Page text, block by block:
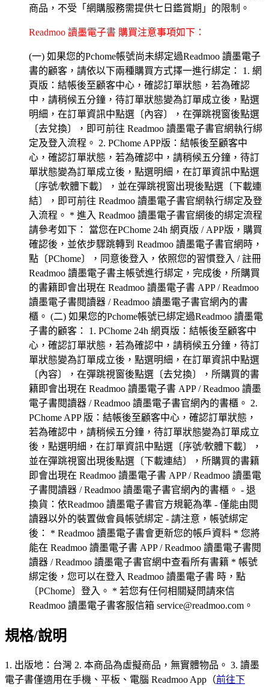
商品，不受「網購服務需提供七日鑑賞期」的限制。
Readmoo 讀墨電子書 購買注意事項如下：
(一) 如果您的Pchome帳號尚未綁定過Readmoo 讀墨電子
書的顧客，請依以下兩種購買方式擇一進行綁定： 1. 網
頁版：結帳後至顧客中心，確認訂單狀態，若為確認
中，請稍候五分鐘，待訂單狀態變為訂單成立後，點選
明細，在訂單資訊中點選〔內容〕，在彈跳視窗後點選
〔去兌換〕，即可前往 Readmoo 讀墨電子書官網執行綁
定及登入流程。 2. PChome APP版：結帳後至顧客中
心，確認訂單狀態，若為確認中，請稍候五分鐘，待訂
單狀態變為訂單成立後，點選明細，在訂單資訊中點選
〔序號/軟體下載〕，並在彈跳視窗出現後點選〔下載連
結〕，即可前往 Readmoo 讀墨電子書官網執行綁定及登
入流程。 * 進入 Readmoo 讀墨電子書官網後的綁定流程
請參考如下： 當您在PChome 24h 網頁版 / APP版，購買
確認後，並依步驟跳轉到 Readmoo 讀墨電子書官網時，
點〔PChome〕，同意後登入，依照您的習慣登入 / 註冊
Readmoo 讀墨電子書主帳號進行綁定，完成後，所購買
的書籍即會出現在 Readmoo 讀墨電子書 APP / Readmoo
讀墨電子書閱讀器 / Readmoo 讀墨電子書官網內的書
櫃。 (二) 如果您的Pchome帳號已綁定過Readmoo 讀墨電
子書的顧客： 1. PChome 24h 網頁版：結帳後至顧客中
心，確認訂單狀態，若為確認中，請稍候五分鐘，待訂
單狀態變為訂單成立後，點選明細，在訂單資訊中點選
〔內容〕，在彈跳視窗後點選〔去兌換〕，所購買的書
籍即會出現在 Readmoo 讀墨電子書 APP / Readmoo 讀墨
電子書閱讀器 / Readmoo 讀墨電子書官網內的書櫃。 2.
PChome APP 版：結帳後至顧客中心，確認訂單狀態，
若為確認中，請稍候五分鐘，待訂單狀態變為訂單成立
後，點選明細，在訂單資訊中點選〔序號/軟體下載〕，
並在彈跳視窗出現後點選〔下載連結〕，所購買的書籍
即會出現在 Readmoo 讀墨電子書 APP / Readmoo 讀墨電
子書閱讀器 / Readmoo 讀墨電子書官網內的書櫃。 - 退
換貨：依Readmoo 讀墨電子書官方規範為準 - 僅能由閱
讀器以外的裝置做會員帳號綁定 - 請注意，帳號綁定
後： * Readmoo 讀墨電子書會更新您的帳戶資料 * 您將
能在 Readmoo 讀墨電子書 APP / Readmoo 讀墨電子書閱
讀器 / Readmoo 讀墨電子書官網中查看所有書籍 * 帳號
綁定後，您可以在登入 Readmoo 讀墨電子書 時，點
〔PChome〕登入。 * 若您有任何相關疑問請來信
Readmoo 讀墨電子書客服信箱 service@readmoo.com。
規格/說明
1. 出版地：台灣 2. 本商品為虛擬商品，無實體物品。 3. 讀墨
電子書僅適用在手機、平板、電腦 Readmoo App（前往下